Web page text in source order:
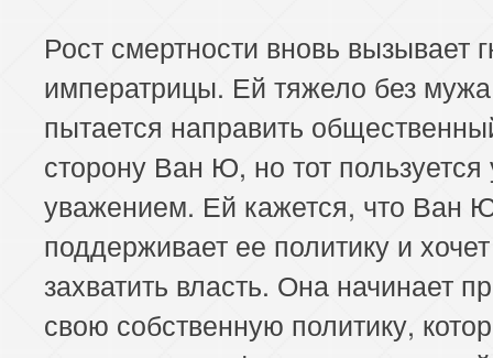
Рост смертности вновь вызывает
императрицы. Ей тяжело без
пытается направить
сторону Ван Ю, но тот
уважением. Ей кажется, что Ван
поддерживает ее политику и хочет
захватить власть. Она начинает
свою собственную политику,